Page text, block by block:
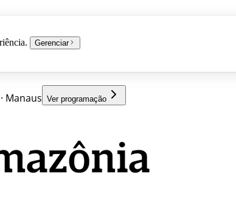
Gerenciar
· Manaus Ver programação